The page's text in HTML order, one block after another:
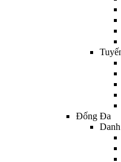
Đống Đa